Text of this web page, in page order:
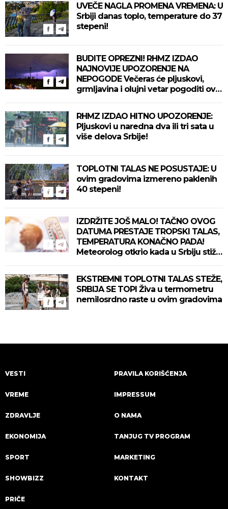
UVEČE NAGLA PROMENA VREMENA: U
Srbiji danas toplo, temperature do 37
stepeni!
BUDITE OPREZNI! RHMZ IZDAO
NAJNOVIJE UPOZORENJE NA
NEPOGODE Večeras će pljuskovi,
grmljavina i olujni vetar pogoditi ove
RHMZ IZDAO HITNO UPOZORENJE:
Pljuskovi u naredna dva ili tri sata u
više delova Srbije!
TOPLOTNI TALAS NE POSUSTAJE: U
ovim gradovima izmereno paklenih
40 stepeni!
IZDRŽITE JOŠ MALO! TAČNO OVOG
DATUMA PRESTAJE TROPSKI TALAS,
TEMPERATURA KONAČNO PADA!
Meteorolog otkrio kada u Srbiju stiže
EKSTREMNI TOPLOTNI TALAS STEŽE,
SRBIJA SE TOPI Živa u termometru
nemilosrdno raste u ovim gradovima
VESTI
VREME
ZDRAVLJE
EKONOMIJA
SPORT
SHOWBIZZ
PRIČE
PRAVILA KORIŠĆENJA
IMPRESSUM
O NAMA
TANJUG TV PROGRAM
MARKETING
KONTAKT